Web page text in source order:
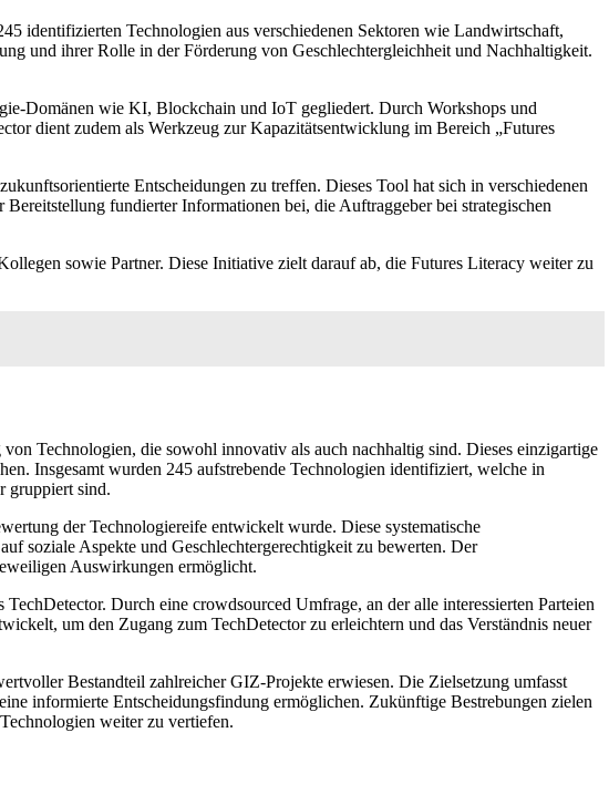
identifizierten Technologien aus verschiedenen Sektoren wie Landwirtschaft,
und ihrer Rolle in der Förderung von Geschlechtergleichheit und Nachhaltigkeit.
Domänen wie KI, Blockchain und IoT gegliedert. Durch Workshops und
dient zudem als Werkzeug zur Kapazitätsentwicklung im Bereich „Futures
Entscheidungen zu treffen. Dieses Tool hat sich in verschiedenen
fundierter Informationen bei, die Auftraggeber bei strategischen
sowie Partner. Diese Initiative zielt darauf ab, die Futures Literacy weiter zu
Technologien, die sowohl innovativ als auch nachhaltig sind. Dieses einzigartige
Insgesamt wurden 245 aufstrebende Technologien identifiziert, welche in
gruppiert sind.
der Technologiereife entwickelt wurde. Diese systematische
soziale Aspekte und Geschlechtergerechtigkeit zu bewerten. Der
Auswirkungen ermöglicht.
Durch eine crowdsourced Umfrage, an der alle interessierten Parteien
um den Zugang zum TechDetector zu erleichtern und das Verständnis neuer
Bestandteil zahlreicher GIZ-Projekte erwiesen. Die Zielsetzung umfasst
informierte Entscheidungsfindung ermöglichen. Zukünftige Bestrebungen zielen
weiter zu vertiefen.